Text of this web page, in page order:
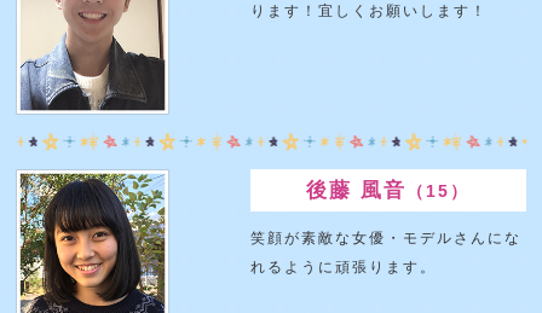
ります！宜しくお願いします！
後藤 風音 （15）
笑顔が素敵な女優・モデルさんにな
れるように頑張ります。